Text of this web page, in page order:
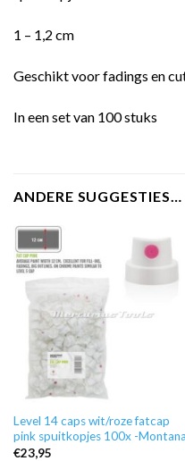
1 – 1,2 cm
Geschikt voor fadings en
In een set van 100 stuks
ANDERE SUGGESTIES…
Level 14 caps wit/roze fatcap
pink spuitkopjes 100x -Montana
€23,95